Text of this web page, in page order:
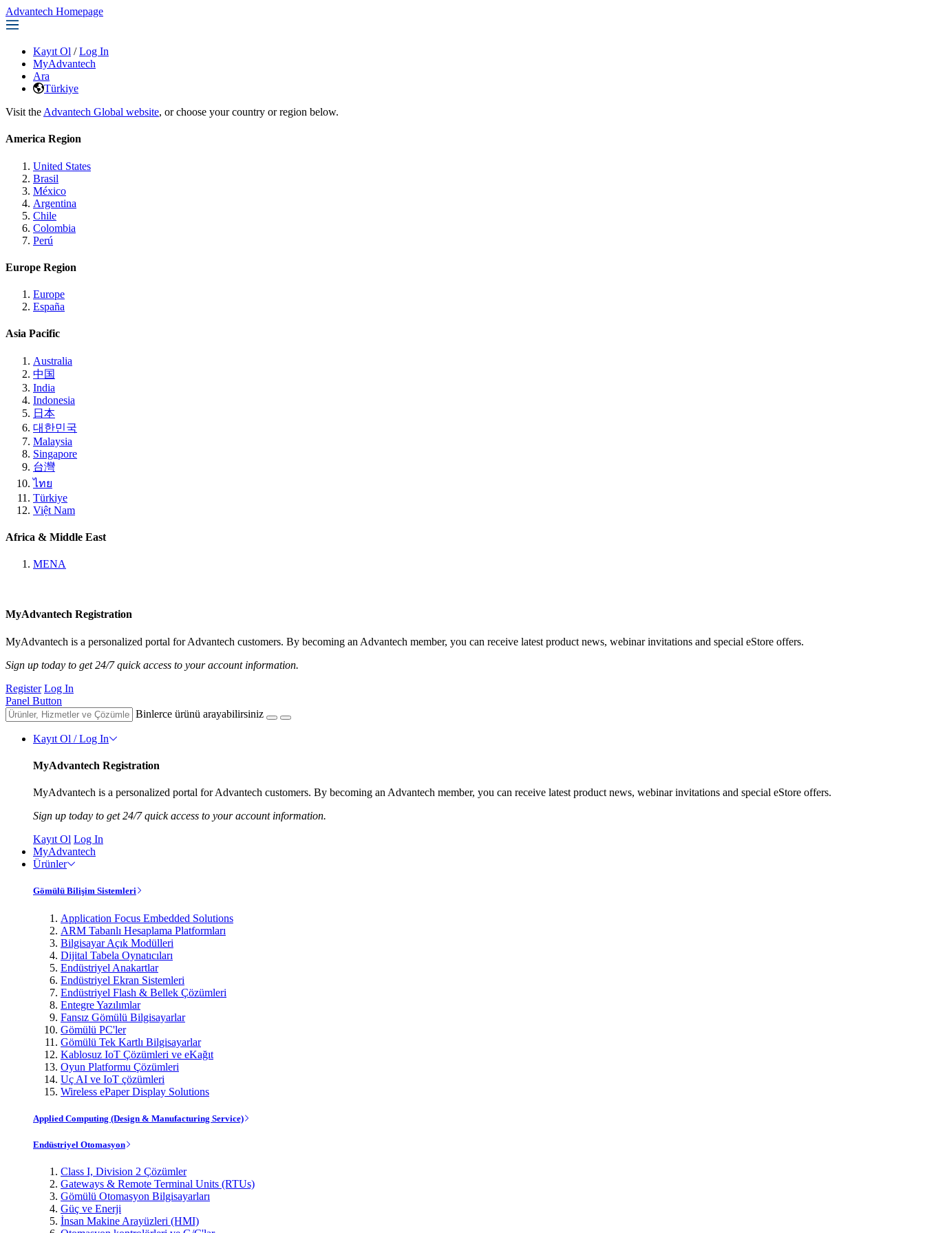
Advantech Homepage
Kayıt Ol / Log In
MyAdvantech
Ara
Türkiye
Visit the Advantech Global website, or choose your country or region below.
America Region
United States
Brasil
México
Argentina
Chile
Colombia
Perú
Europe Region
Europe
España
Asia Pacific
Australia
中国
India
Indonesia
日本
대한민국
Malaysia
Singapore
台灣
ไทย
Türkiye
Việt Nam
Africa & Middle East
MENA
MyAdvantech Registration
MyAdvantech is a personalized portal for Advantech customers. By becoming an Advantech member, you can receive latest product news, webinar invitations and special eStore offers.
Sign up today to get 24/7 quick access to your account information.
Register Log In
Panel Button
Binlerce ürünü arayabilirsiniz
Kayıt Ol / Log In
MyAdvantech Registration
MyAdvantech is a personalized portal for Advantech customers. By becoming an Advantech member, you can receive latest product news, webinar invitations and special eStore offers.
Sign up today to get 24/7 quick access to your account information.
Kayıt Ol Log In
MyAdvantech
Ürünler
Gömülü Bilişim Sistemleri
Application Focus Embedded Solutions
ARM Tabanlı Hesaplama Platformları
Bilgisayar Açık Modülleri
Dijital Tabela Oynatıcıları
Endüstriyel Anakartlar
Endüstriyel Ekran Sistemleri
Endüstriyel Flash & Bellek Çözümleri
Entegre Yazılımlar
Fansız Gömülü Bilgisayarlar
Gömülü PC'ler
Gömülü Tek Kartlı Bilgisayarlar
Kablosuz IoT Çözümleri ve eKağıt
Oyun Platformu Çözümleri
Uç AI ve IoT çözümleri
Wireless ePaper Display Solutions
Applied Computing (Design & Manufacturing Service)
Endüstriyel Otomasyon
Class I, Division 2 Çözümler
Gateways & Remote Terminal Units (RTUs)
Gömülü Otomasyon Bilgisayarları
Güç ve Enerji
İnsan Makine Arayüzleri (HMI)